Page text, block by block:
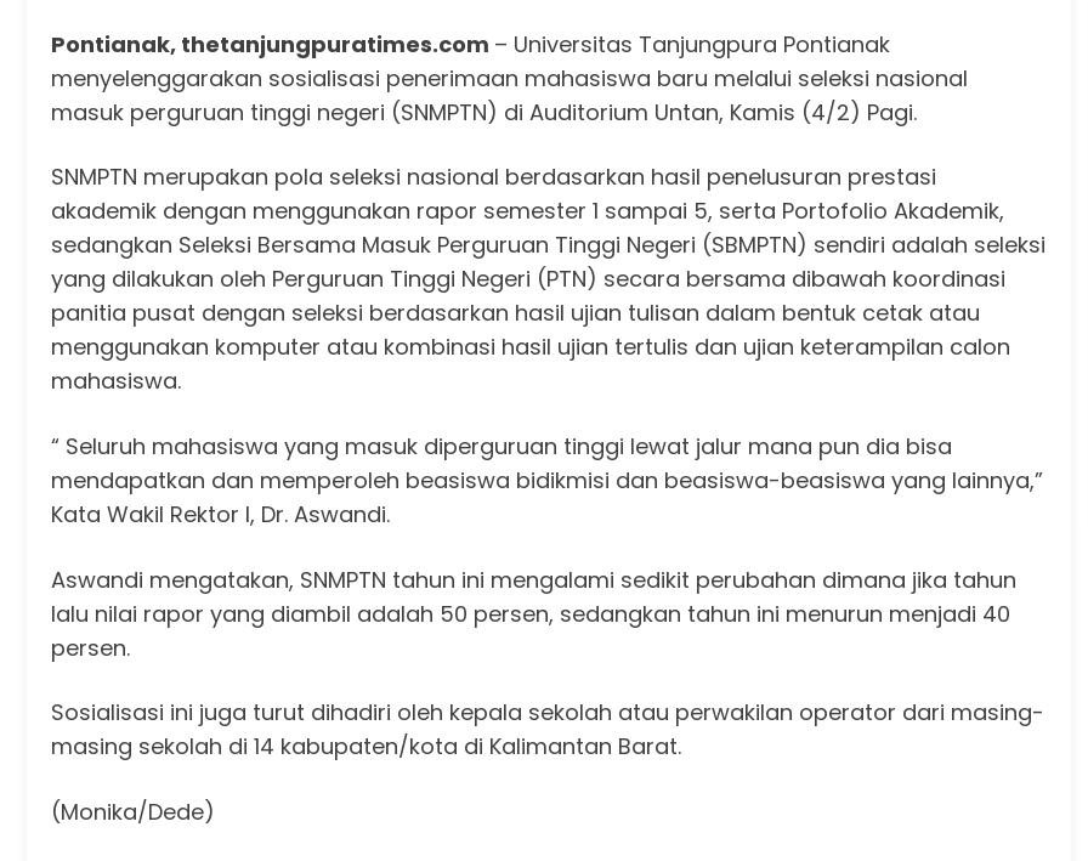
Pontianak, thetanjungpuratimes.com – Universitas Tanjungpura Pontianak
menyelenggarakan sosialisasi penerimaan mahasiswa baru melalui seleksi nasional
masuk perguruan tinggi negeri (SNMPTN) di Auditorium Untan, Kamis (4/2) Pagi.
SNMPTN merupakan pola seleksi nasional berdasarkan hasil penelusuran prestasi
akademik dengan menggunakan rapor semester 1 sampai 5, serta Portofolio Akademik,
sedangkan Seleksi Bersama Masuk Perguruan Tinggi Negeri (SBMPTN) sendiri adalah seleksi
yang dilakukan oleh Perguruan Tinggi Negeri (PTN) secara bersama dibawah koordinasi
panitia pusat dengan seleksi berdasarkan hasil ujian tulisan dalam bentuk cetak atau
menggunakan komputer atau kombinasi hasil ujian tertulis dan ujian keterampilan calon
mahasiswa.
“ Seluruh mahasiswa yang masuk diperguruan tinggi lewat jalur mana pun dia bisa
mendapatkan dan memperoleh beasiswa bidikmisi dan beasiswa-beasiswa yang lainnya,”
Kata Wakil Rektor I, Dr. Aswandi.
Aswandi mengatakan, SNMPTN tahun ini mengalami sedikit perubahan dimana jika tahun
lalu nilai rapor yang diambil adalah 50 persen, sedangkan tahun ini menurun menjadi 40
persen.
Sosialisasi ini juga turut dihadiri oleh kepala sekolah atau perwakilan operator dari masing-
masing sekolah di 14 kabupaten/kota di Kalimantan Barat.
(Monika/Dede)